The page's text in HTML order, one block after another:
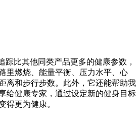
踪比其他同类产品更多的健康参数，
里燃烧、能量平衡、压力水平、心
离和步行步数。此外，它还能帮助我
给健康专家，通过设定新的健身目标
得更为健康。